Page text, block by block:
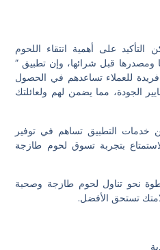
التأكيد على أهمية انتقاء اللحوم
قبل شرائها، وإن تطبيق ”
فريدة للعملاء تساعدهم في الحصول
الجودة، مما يضمن لهم ولعائلتك
خدمات التطبيق تساهم في توفير
بتجربة تسوق لحوم طازجة
نحو تناول لحوم طازجة وصحية
تستحق الأفضل.